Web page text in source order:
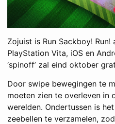
Zojuist is Run Sackboy!
PlayStation Vita, iOS en
‘spinoff’ zal eind oktober
Door swipe bewegingen te
moeten zien te overleven in
werelden. Ondertussen is
zeebellen te verzamelen,